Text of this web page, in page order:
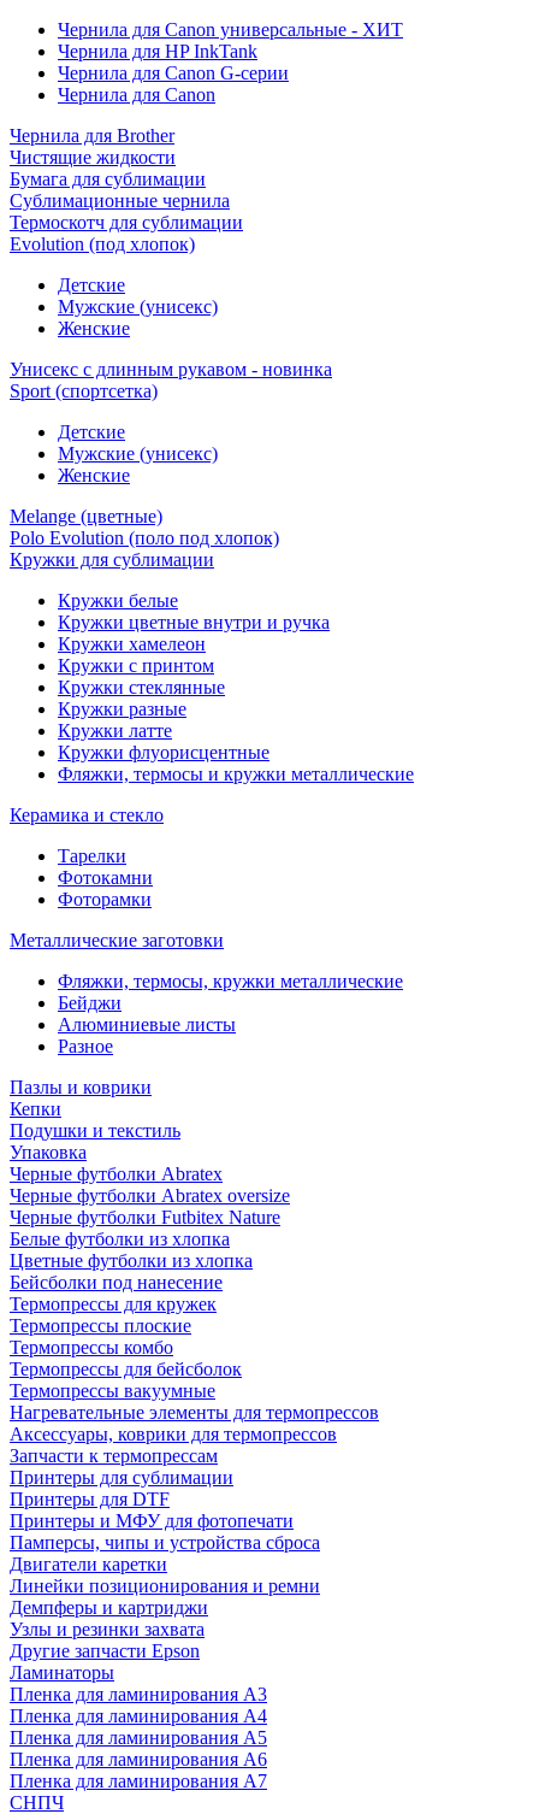
Чернила для Canon универсальные - ХИТ
Чернила для HP InkTank
Чернила для Canon G-серии
Чернила для Canon
Чернила для Brother
Чистящие жидкости
Бумага для сублимации
Сублимационные чернила
Термоскотч для сублимации
Evolution (под хлопок)
Детские
Мужские (унисекс)
Женские
Унисекс с длинным рукавом - новинка
Sport (спортсетка)
Детские
Мужские (унисекс)
Женские
Melange (цветные)
Polo Evolution (поло под хлопок)
Кружки для сублимации
Кружки белые
Кружки цветные внутри и ручка
Кружки хамелеон
Кружки c принтом
Кружки стеклянные
Кружки разные
Кружки латте
Кружки флуорисцентные
Фляжки, термосы и кружки металлические
Керамика и стекло
Тарелки
Фотокамни
Фоторамки
Металлические заготовки
Фляжки, термосы, кружки металлические
Бейджи
Алюминиевые листы
Разное
Пазлы и коврики
Кепки
Подушки и текстиль
Упаковка
Черные футболки Abratex
Черные футболки Abratex oversize
Черные футболки Futbitex Nature
Белые футболки из хлопка
Цветные футболки из хлопка
Бейсболки под нанесение
Термопрессы для кружек
Термопрессы плоские
Термопрессы комбо
Термопрессы для бейсболок
Термопрессы вакуумные
Нагревательные элементы для термопрессов
Аксессуары, коврики для термопрессов
Запчасти к термопрессам
Принтеры для сублимации
Принтеры для DTF
Принтеры и МФУ для фотопечати
Памперсы, чипы и устройства сброса
Двигатели каретки
Линейки позиционирования и ремни
Демпферы и картриджи
Узлы и резинки захвата
Другие запчасти Epson
Ламинаторы
Пленка для ламинирования А3
Пленка для ламинирования А4
Пленка для ламинирования А5
Пленка для ламинирования А6
Пленка для ламинирования А7
СНПЧ